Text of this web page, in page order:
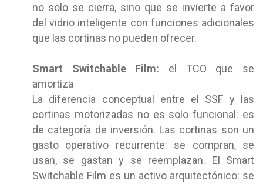
no solo se cierra, sino que se invierte a favor
del vidrio inteligente con funciones adicionales
que las cortinas no pueden ofrecer.
Smart Switchable Film: el TCO que se
amortiza
La diferencia conceptual entre el SSF y las
cortinas motorizadas no es solo funcional: es
de categoría de inversión. Las cortinas son un
gasto operativo recurrente: se compran, se
usan, se gastan y se reemplazan. El Smart
Switchable Film es un activo arquitectónico: se